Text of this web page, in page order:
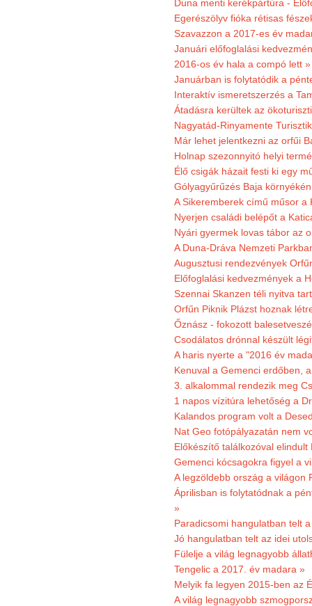
Duna menti kerékpártúra -
Egerészölyv fióka rétisas
Szavazzon a 2017-es év
Januári előfoglalási
2016-os év hala a compó lett »
Januárban is folytatódik a
Interaktív ismeretszerzés a
Átadásra kerültek az
Nagyatád-Rinyamente
Már lehet jelentkezni az orfűi
Holnap szezonnyitó helyi
Élő csigák házait festi ki egy
Gólyagyűrűzés Baja
A Sikeremberek című műsor a
Nyerjen családi belépőt a
Nyári gyermek lovas tábor az
A Duna-Dráva Nemzeti
Augusztusi rendezvények
Előfoglalási kedvezmények a
Szennai Skanzen téli nyitva
Orfűn Piknik Plázst hoznak
Őznász - fokozott
Csodálatos drónnal készült
A haris nyerte a "2016 év
Kenuval a Gemenci erdőben,
3. alkalommal rendezik meg
1 napos vízitúra lehetőség a
Kalandos program volt a
Nat Geo fotópályazatán nem
Előkészítő találkozóval
Gemenci kócsagokra figyel a
A legzöldebb ország a világon
Áprilisban is folytatódnak a
»
Paradicsomi hangulatban telt
Jó hangulatban telt az idei
Fülelje a világ legnagyobb
Tengelic a 2017. év madara »
Melyik fa legyen 2015-ben az
A világ legnagyobb